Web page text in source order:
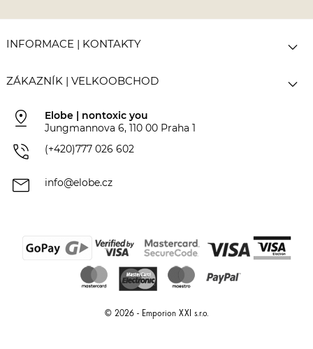
INFORMACE | KONTAKTY 
ZÁKAZNÍK | VELKOOBCHOD 
pin_drop
Elobe | nontoxic you
Jungmannova 6, 110 00 Praha 1
phone_in_talk (+420)777 026 602
mail info@elobe.cz
© 2026 - Emporion XXI s.r.o.